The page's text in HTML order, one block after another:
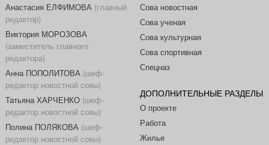
Анастасия ЕЛФИМОВА(главный
редактор)
Виктория МОРОЗОВА
(заместитель главного
редактора)
Анна ПОПОЛИТОВА(шеф-
редактор новостной совы)
Татьяна ХАРЧЕНКО(шеф-
редактор новостной совы)
Полина ПОЛЯКОВА(шеф-
редактор новостной совы)
Сова новостная
Сова ученая
Сова культурная
Сова спортивная
Спецназ
ДОПОЛНИТЕЛЬНЫЕ РАЗДЕЛЫ
О проекте
Работа
Жилье